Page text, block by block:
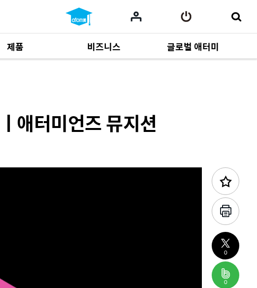
제품
료685
비즈니스
사업 자료165
글로벌 애터미
이전 콘텐츠
애터미언즈 뮤지션